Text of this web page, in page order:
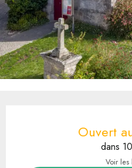
Ouvert
dans
Voir les